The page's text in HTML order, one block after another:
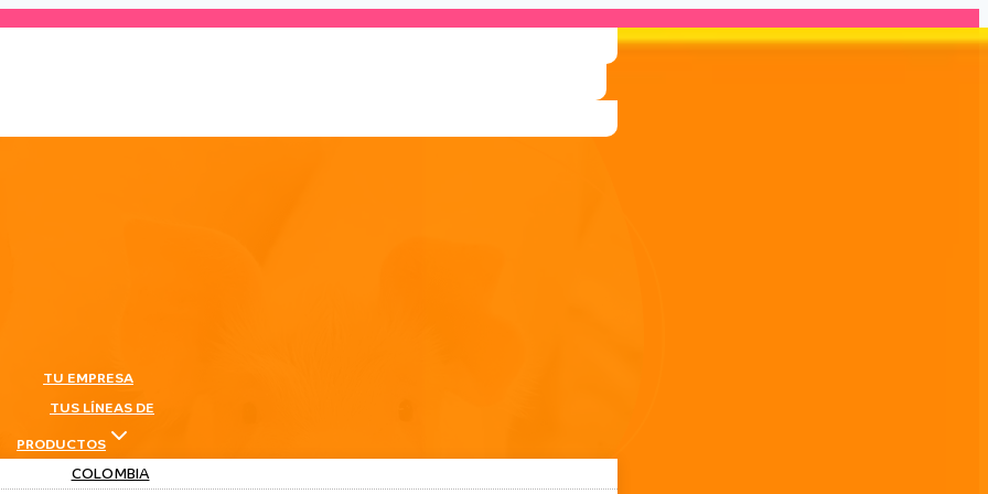
TU EMPRESA
TUS LÍNEAS DE
PRODUCTOS
COLOMBIA